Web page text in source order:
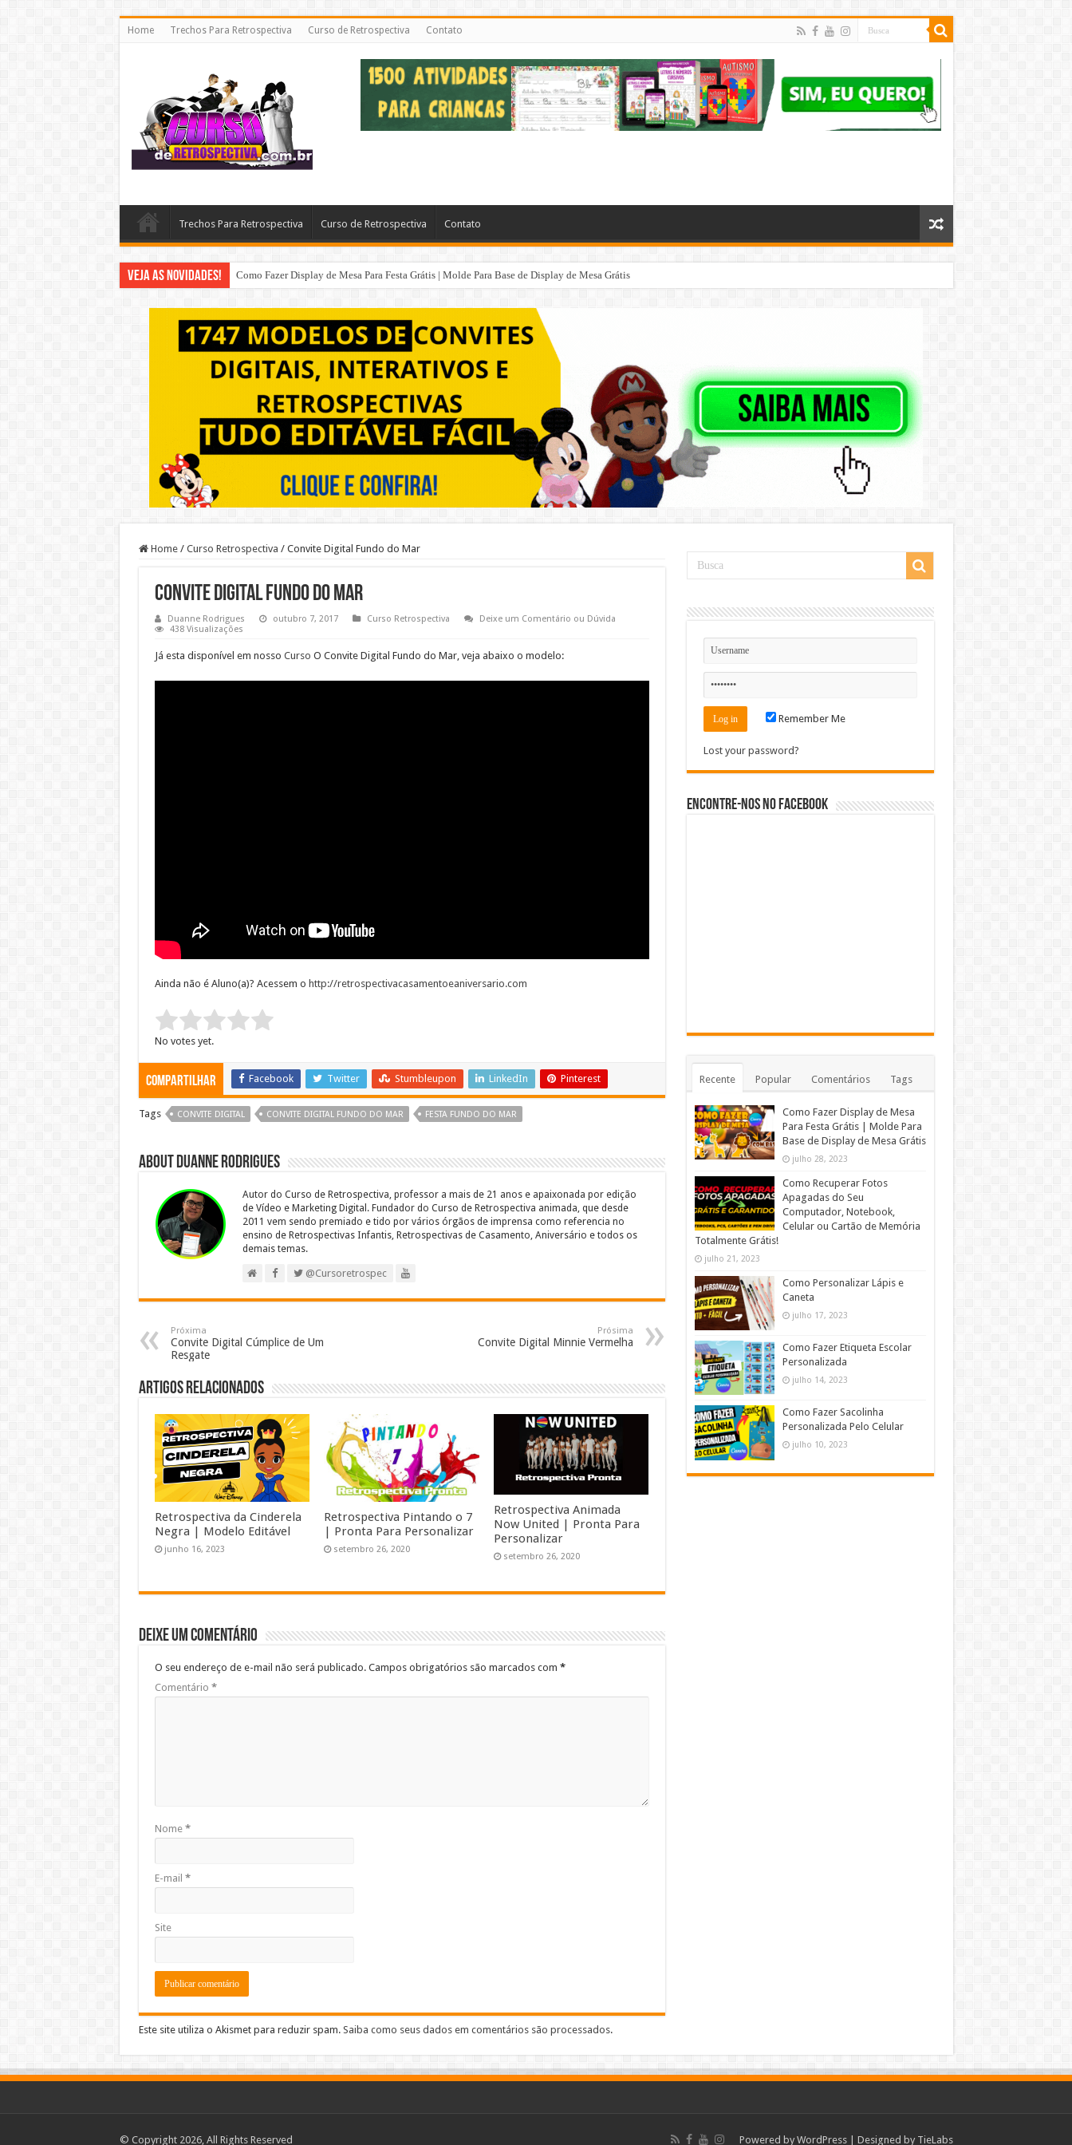
Home Trechos Para Retrospectiva Curso de Retrospectiva Contato
Trechos Para Retrospectiva Curso de Retrospectiva Contato
Veja as Novidades! Como Fazer Display de Mesa Para Festa Grátis | Molde Para Base de Display de Mesa Grátis
Home / Curso Retrospectiva / Convite Digital Fundo do Mar
Convite Digital Fundo do Mar
Duanne Rodrigues outubro 7, 2017 Curso Retrospectiva
Deixe um Comentário ou Dúvida
438 Visualizações
Já esta disponível em nosso Curso O Convite Digital Fundo do Mar, veja abaixo o modelo:
Ainda não é Aluno(a)? Acessem o http://retrospectivacasamentoeaniversario.com
Rate this item:
Submit Rating
No votes yet.
Compartilhar Facebook Twitter Stumbleupon LinkedIn Pinterest
Tags CONVITE DIGITAL CONVITE DIGITAL FUNDO DO MAR FESTA FUNDO DO MAR
About Duanne Rodrigues
Autor do Curso de Retrospectiva, professor a mais de 21 anos e apaixonada por edição
de Vídeo e Marketing Digital. Fundador do Curso de Retrospectiva animada, que desde
2011 vem sendo premiado e tido por vários órgãos de imprensa como referencia no
ensino de Retrospectivas Infantis, Retrospectivas de Casamento, Aniversário e todos os
demais temas.
@Cursoretrospec
Próxima
Convite Digital Cúmplice de Um
Resgate
Prósima
Convite Digital Minnie Vermelha
Artigos relacionados
Retrospectiva da Cinderela
Negra | Modelo Editável
junho 16, 2023
Retrospectiva Pintando o 7
| Pronta Para Personalizar
setembro 26, 2020
Retrospectiva Animada
Now United | Pronta Para
Personalizar
setembro 26, 2020
Deixe um comentário
O seu endereço de e-mail não será publicado. Campos obrigatórios são marcados com *
Comentário *
Nome *
E-mail *
Site
Este site utiliza o Akismet para reduzir spam. Saiba como seus dados em comentários são processados.
Remember Me
Lost your password?
Encontre-nos no Facebook
Recente Popular Comentários Tags
Como Fazer Display de Mesa
Para Festa Grátis | Molde Para
Base de Display de Mesa Grátis
julho 28, 2023
Como Recuperar Fotos
Apagadas do Seu
Computador, Notebook,
Celular ou Cartão de Memória
Totalmente Grátis!
julho 21, 2023
Como Personalizar Lápis e
Caneta
julho 17, 2023
Como Fazer Etiqueta Escolar
Personalizada
julho 14, 2023
Como Fazer Sacolinha
Personalizada Pelo Celular
julho 10, 2023
Powered by WordPress| Designed by TieLabs
© Copyright 2026, All Rights Reserved